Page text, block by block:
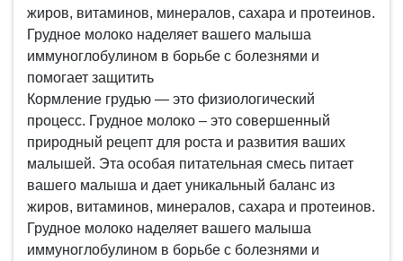
жиров, витаминов, минералов, сахара и протеинов.
Грудное молоко наделяет вашего малыша
иммуноглобулином в борьбе с болезнями и
помогает защитить
Кормление грудью — это физиологический
процесс. Грудное молоко – это совершенный
природный рецепт для роста и развития ваших
малышей. Эта особая питательная смесь питает
вашего малыша и дает уникальный баланс из
жиров, витаминов, минералов, сахара и протеинов.
Грудное молоко наделяет вашего малыша
иммуноглобулином в борьбе с болезнями и